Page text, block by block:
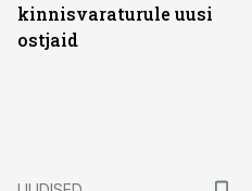
kinnisvaraturule uusi
ostjaid